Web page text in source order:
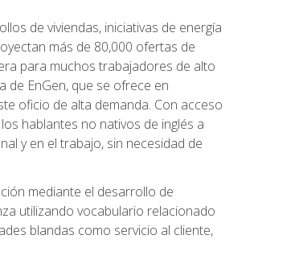
de viviendas, iniciativas de energía
más de 80,000 ofertas de
para muchos trabajadores de alto
de EnGen, que se ofrece en
oficio de alta demanda. Con acceso
hablantes no nativos de inglés a
y en el trabajo, sin necesidad de
mediante el desarrollo de
utilizando vocabulario relacionado
blandas como servicio al cliente,